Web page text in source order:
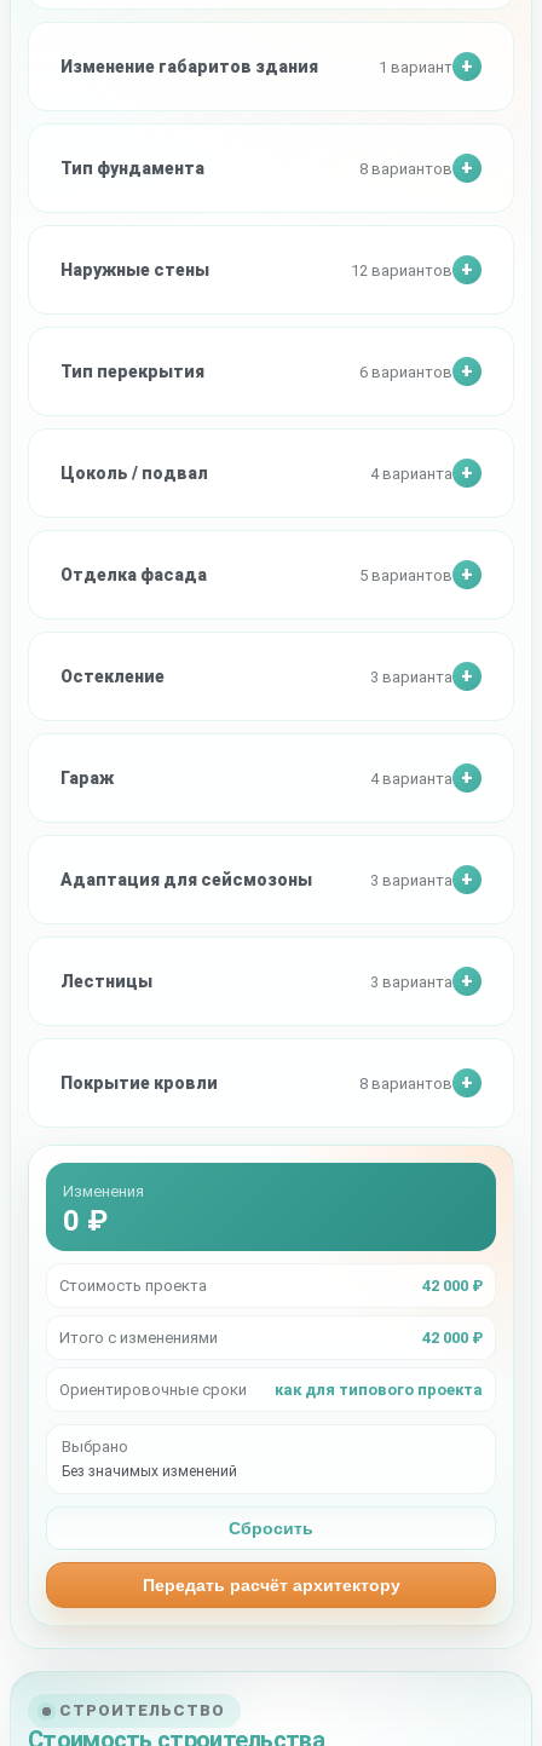
СТРОИТЕЛЬСТВО
Изменение габаритов здания 1 вариант
Тип фундамента 8 вариантов
Наружные стены 12 вариантов
Тип перекрытия 6 вариантов
Цоколь / подвал 4 варианта
Отделка фасада 5 вариантов
Остекление 3 варианта
Гараж 4 варианта
Адаптация для сейсмозоны 3 варианта
Лестницы 3 варианта
Покрытие кровли 8 вариантов
Изменения
0 ₽
Стоимость проекта 42 000 ₽
Итого с изменениями 42 000 ₽
Ориентировочные сроки как для типового проекта
Выбрано
Без значимых изменений
Сбросить
Передать расчёт архитектору